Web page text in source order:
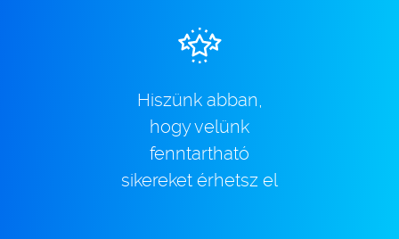
Hiszünk abban,
hogy velünk
fenntartható
sikereket érhetsz el